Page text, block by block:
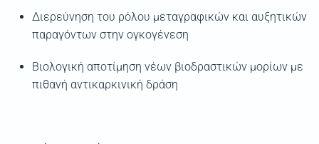
Διερεύνηση του ρόλου μεταγραφικών και αυξητικών
παραγόντων στην ογκογένεση
Βιολογική αποτίμηση νέων βιοδραστικών μορίων με
πιθανή αντικαρκινική δράση